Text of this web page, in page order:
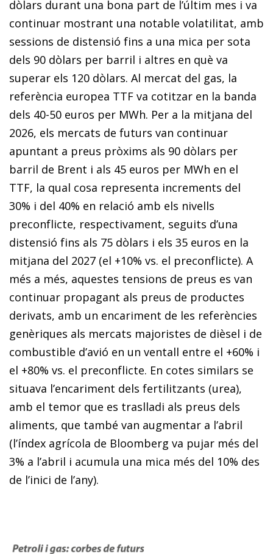
dòlars durant una bona part de l’últim mes i va
continuar mostrant una notable volatilitat, amb
sessions de distensió fins a una mica per sota
dels 90 dòlars per barril i altres en què va
superar els 120 dòlars. Al mercat del gas, la
referència europea TTF va cotitzar en la banda
dels 40-50 euros per MWh. Per a la mitjana del
2026, els mercats de futurs van continuar
apuntant a preus pròxims als 90 dòlars per
barril de Brent i als 45 euros per MWh en el
TTF, la qual cosa representa increments del
30% i del 40% en relació amb els nivells
preconflicte, respectivament, seguits d’una
distensió fins als 75 dòlars i els 35 euros en la
mitjana del 2027 (el +10% vs. el preconflicte). A
més a més, aquestes tensions de preus es van
continuar propagant als preus de productes
derivats, amb un encariment de les referències
genèriques als mercats majoristes de dièsel i de
combustible d’avió en un ventall entre el +60% i
el +80% vs. el preconflicte. En cotes similars se
situava l’encariment dels fertilitzants (urea),
amb el temor que es traslladi als preus dels
aliments, que també van augmentar a l’abril
(l’índex agrícola de Bloomberg va pujar més del
3% a l’abril i acumula una mica més del 10% des
de l’inici de l’any).